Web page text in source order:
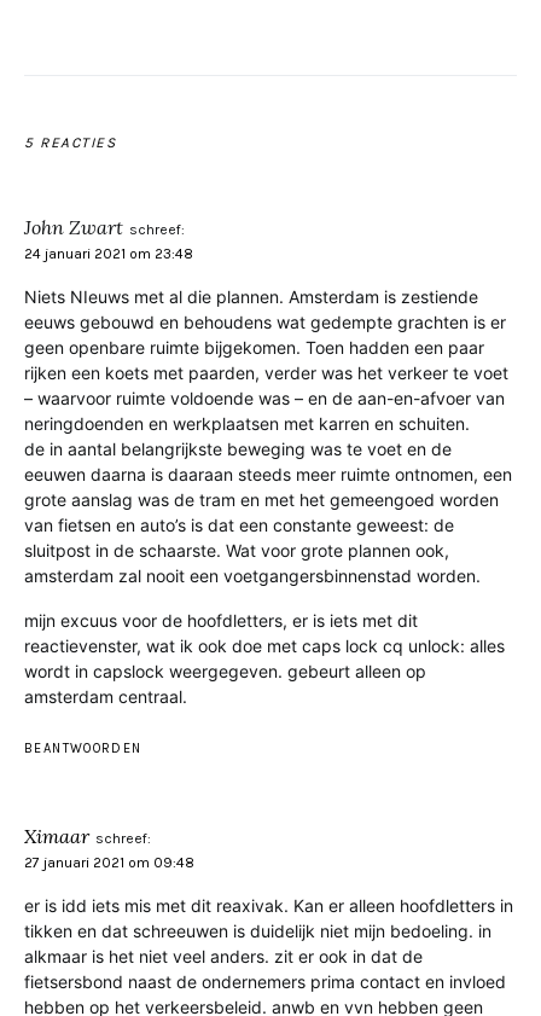
5 REACTIES
John Zwart schreef:
24 januari 2021 om 23:48
Niets NIeuws met al die plannen. Amsterdam is zestiende
eeuws gebouwd en behoudens wat gedempte grachten is er
geen openbare ruimte bijgekomen. Toen hadden een paar
rijken een koets met paarden, verder was het verkeer te voet
– waarvoor ruimte voldoende was – en de aan-en-afvoer van
neringdoenden en werkplaatsen met karren en schuiten.
de in aantal belangrijkste beweging was te voet en de
eeuwen daarna is daaraan steeds meer ruimte ontnomen, een
grote aanslag was de tram en met het gemeengoed worden
van fietsen en auto’s is dat een constante geweest: de
sluitpost in de schaarste. Wat voor grote plannen ook,
amsterdam zal nooit een voetgangersbinnenstad worden.
mijn excuus voor de hoofdletters, er is iets met dit
reactievenster, wat ik ook doe met caps lock cq unlock: alles
wordt in capslock weergegeven. gebeurt alleen op
amsterdam centraal.
BEANTWOORDEN
Ximaar schreef:
27 januari 2021 om 09:48
er is idd iets mis met dit reaxivak. Kan er alleen hoofdletters in
tikken en dat schreeuwen is duidelijk niet mijn bedoeling. in
alkmaar is het niet veel anders. zit er ook in dat de
fietsersbond naast de ondernemers prima contact en invloed
hebben op het verkeersbeleid. anwb en vvn hebben geen